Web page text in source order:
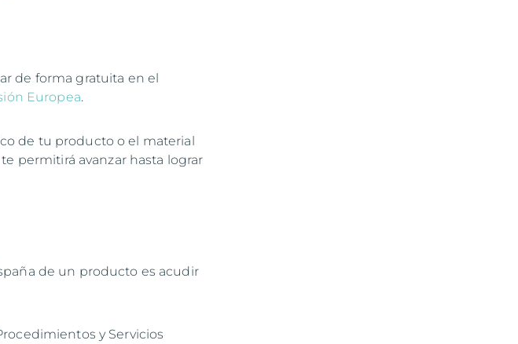
de forma gratuita en el
Europea.
de tu producto o el material
permitirá avanzar hasta lograr
de un producto es acudir
y Servicios